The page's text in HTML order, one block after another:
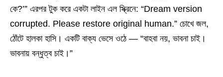
কে?’” এরপর টুক করে একটা লাইন এল স্ক্রিনে: “Dream version
corrupted. Please restore original human.” চোখে জল,
ঠোঁটে হালকা হাসি। একটি বাক্য ভেসে ওঠে — “বাহবা নয়, ভাবনা চাই।
ভাবনায় বন্ধুত্ব চাই।”